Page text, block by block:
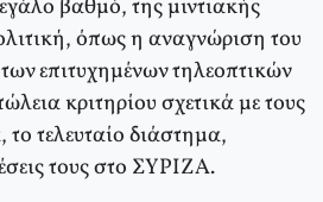
βαθμό, της μιντιακής
όπως η αναγνώριση του
επιτυχημένων τηλεοπτικών
κριτηρίου σχετικά με τους
το τελευταίο διάστημα,
τους στο ΣΥΡΙΖΑ.